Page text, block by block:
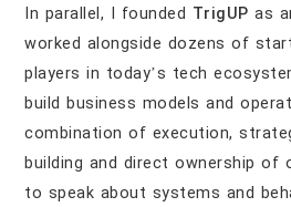
In parallel, I founded TrigUP as
worked alongside dozens of
players in today’s tech
build business models and
combination of execution,
building and direct ownership of
to speak about systems and